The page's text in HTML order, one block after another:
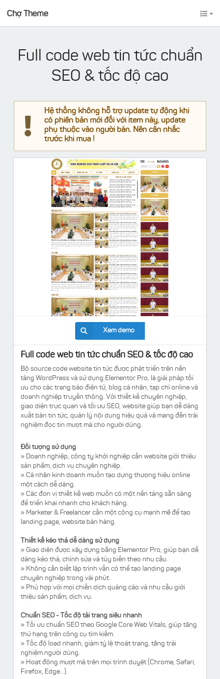
Chợ Theme
Full code web tin tức chuẩn
SEO & tốc độ cao
Hệ thống không hỗ trợ update tự động khi
có phiên bản mới đối với item này, update
phụ thuộc vào người bán. Nên cân nhắc
trước khi mua !
Xem demo
Full code web tin tức chuẩn SEO & tốc độ cao
Bộ source code website tin tức được phát triển trên nền
tảng WordPress và sử dụng Elementor Pro, là giải pháp tối
ưu cho các trang báo điện tử, blog cá nhân, tạp chí online và
doanh nghiệp truyền thông. Với thiết kế chuyên nghiệp,
giao diện trực quan và tối ưu SEO, website giúp bạn dễ dàng
xuất bản tin tức, quản lý nội dung hiệu quả và mang đến trải
nghiệm đọc tin mượt mà cho người dùng.
Đối tượng sử dụng
» Doanh nghiệp, công ty khởi nghiệp cần website giới thiệu
sản phẩm, dịch vụ chuyên nghiệp.
» Cá nhân kinh doanh muốn tạo dựng thương hiệu online
một cách dễ dàng.
» Các đơn vị thiết kế web muốn có một nền tảng sẵn sàng
để triển khai nhanh cho khách hàng.
» Marketer & Freelancer cần một công cụ mạnh mẽ để tạo
landing page, website bán hàng.
Thiết kế kéo thả dễ dàng sử dụng
» Giao diện được xây dựng bằng Elementor Pro, giúp bạn dễ
dàng kéo thả, chỉnh sửa và tùy biến theo nhu cầu.
» Không cần biết lập trình vẫn có thể tạo landing page
chuyên nghiệp trong vài phút.
» Phù hợp với mọi chiến dịch quảng cáo và nhu cầu giới
thiệu sản phẩm, dịch vụ.
Chuẩn SEO - Tốc độ tải trang siêu nhanh
» Tối ưu chuẩn SEO theo Google Core Web Vitals, giúp tăng
thứ hạng trên công cụ tìm kiếm.
» Tốc độ load nhanh, giảm tỷ lệ thoát trang, tăng trải
nghiệm người dùng.
» Hoạt động mượt mà trên mọi trình duyệt (Chrome, Safari,
Firefox, Edge...).